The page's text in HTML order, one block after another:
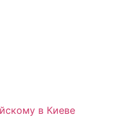
в Киеве